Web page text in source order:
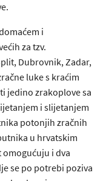
i
za tzv.
Dubrovnik, Zadar,
luke s kraćim
jedino zrakoplove sa
i slijetanjem
potonjih zračnih
u hrvatskim
i dva
se po potrebi poziva